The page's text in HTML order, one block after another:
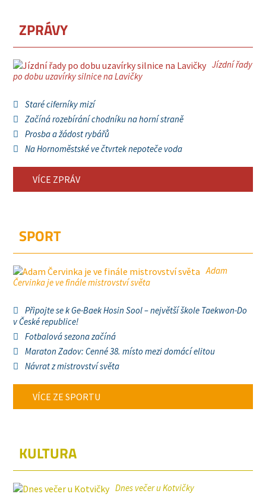
ZPRÁVY
Jízdní řady
po dobu uzavírky silnice na Lavičky
Staré ciferníky mizí
Začíná rozebírání chodníku na horní straně
Prosba a žádost rybářů
Na Hornoměstské ve čtvrtek nepoteče voda
VÍCE ZPRÁV
SPORT
Adam
Červinka je ve finále mistrovství světa
Připojte se k Ge-Baek Hosin Sool – největší škole Taekwon-Do
v České republice!
Fotbalová sezona začíná
Maraton Zadov: Cenné 38. místo mezi domácí elitou
Návrat z mistrovství světa
VÍCE ZE SPORTU
KULTURA
Dnes večer u Kotvičky